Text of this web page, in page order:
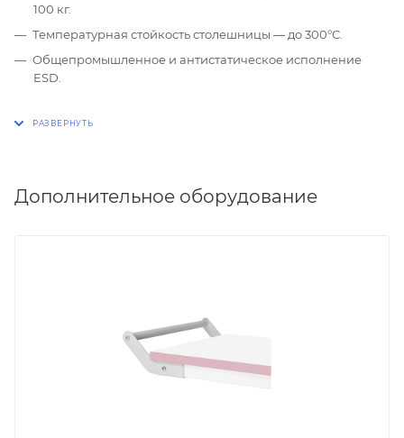
100 кг.
Температурная стойкость столешницы — до 300°С.
Общепромышленное и антистатическое исполнение
ESD.
Дополнительное оборудование